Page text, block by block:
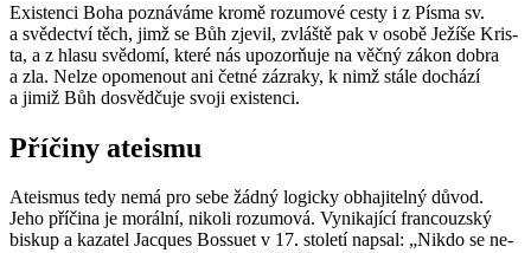
Exis­ten­ci Boha po­zná­vá­me kromě ro­zu­mo­vé cesty i z Písma sv.
a svě­dec­tví těch, jimž se Bůh zje­vil, zvláš­tě pak v osobě Je­ží­še Kris­
ta, a z hlasu svě­do­mí, které nás upo­zorňuje na věčný zákon dobra
a zla. Nelze opo­me­nout ani četné zá­zra­ky, k nimž stále do­chá­zí
a jimiž Bůh do­svěd­ču­je svoji exis­ten­ci.
Pří­či­ny ate­is­mu
Ate­is­mus tedy nemá pro sebe žádný lo­gic­ky ob­ha­ji­tel­ný důvod.
Jeho pří­či­na je mo­rál­ní, ni­ko­li ro­zu­mo­vá. Vy­ni­ka­jí­cí fran­couz­ský
bis­kup a ka­za­tel Jacques Bos­su­et v 17. sto­le­tí na­psal: „Nikdo se ne­